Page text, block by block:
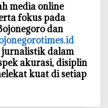
media online
fokus pada
dan
jurnalistik dalam
akurasi, disiplin
kuat di setiap